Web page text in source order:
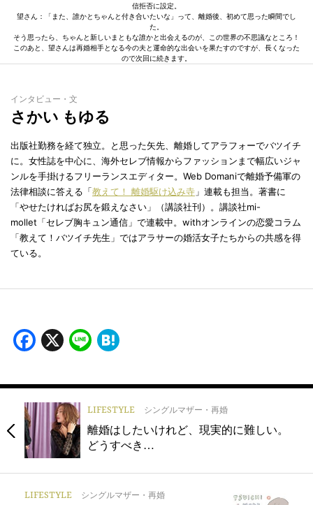
信拒否に設定。
望さん：「また、誰かとちゃんと付き合いたいな」って、離婚後、初めて思った瞬間でし
た。
そう思ったら、ちゃんと新しいまともな誰かと出会えるのが、この世界の不思議なところ！
このあと、望さんは再婚相手となる今の夫と運命的な出会いを果たすのですが、長くなった
ので次回に続きます。
インタビュー・文
さかい もゆる
出版社勤務を経て独立。と思った矢先、離婚してアラフォーでバツイチ
に。女性誌を中心に、海外セレブ情報からファッションまで幅広いジャ
ンルを手掛けるフリーランスエディター。Web Domaniで離婚予備軍の
法律相談に答える「教えて！ 離婚駆け込み寺 」連載も担当。著書に
「やせたければお尻を鍛えなさい」（講談社刊）。講談社mi-
mollet「セレブ胸キュン通信」で連載中。withオンラインの恋愛コラム
「教えて！バツイチ先生」ではアラサーの婚活女子たちからの共感を得
ている。
Facebook
X Line
LIFESTYLE シングルマザー・再婚
離婚はしたいけれど、現実的に難しい。
どうすべき…
LIFESTYLE シングルマザー・再婚